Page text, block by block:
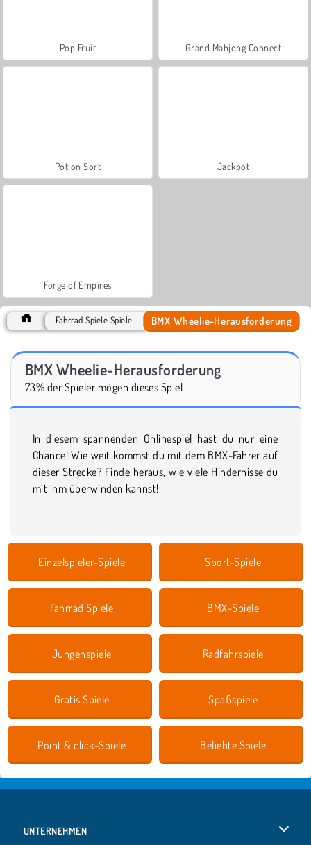
Pop Fruit Grand Mahjong Connect
Potion Sort Jackpot
Forge of Empires
Fahrrad Spiele Spiele BMX Wheelie-Herausforderung
BMX Wheelie-Herausforderung
73% der Spieler mögen dieses Spiel
In diesem spannenden Onlinespiel hast du nur eine
Chance! Wie weit kommst du mit dem BMX-Fahrer auf
dieser Strecke? Finde heraus, wie viele Hindernisse du
mit ihm überwinden kannst!
Einzelspieler-Spiele Sport-Spiele
Fahrrad Spiele BMX-Spiele
Jungenspiele Radfahrspiele
Gratis Spiele Spaßspiele
Point & click-Spiele Beliebte Spiele
UNTERNEHMEN